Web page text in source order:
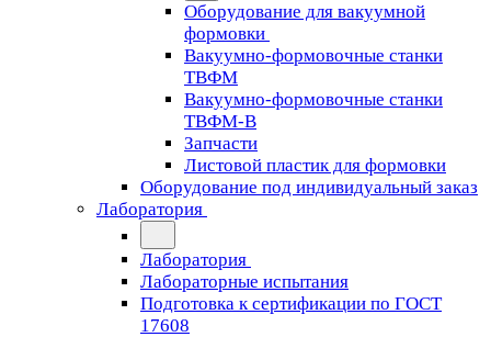
Оборудование для вакуумной
формовки
Вакуумно-формовочные станки
ТВФМ
Вакуумно-формовочные станки
ТВФМ-В
Запчасти
Листовой пластик для формовки
Оборудование под индивидуальный заказ
Лаборатория
Лаборатория
Лабораторные испытания
Подготовка к сертификации по ГОСТ
17608